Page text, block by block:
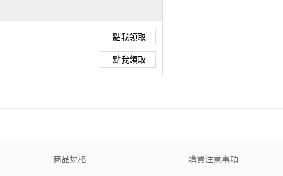
點我領取
點我領取
商品規格 購買注意事項